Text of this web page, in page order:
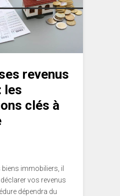
revenus
les
clés à
immobiliers, il
vos revenus
dépendra du